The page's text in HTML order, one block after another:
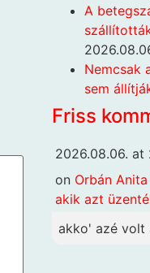
A
Nemcsak
sem
Friss
2026.08.06. at
on Orbán
akik azt
akko' azé volt